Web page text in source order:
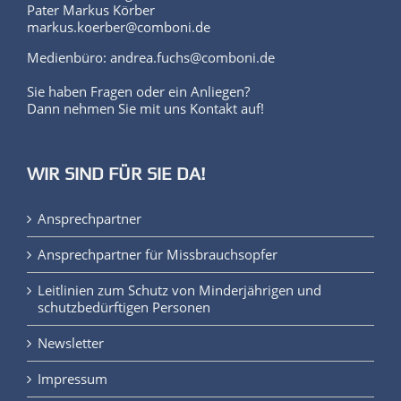
Medienbeauftragter:
Pater Markus Körber
markus.koerber@comboni.de
Medienbüro: andrea.fuchs@comboni.de
WIR SIND FÜR SIE DA!
Ansprechpartner
Ansprechpartner für Missbrauchsopfer
Leitlinien zum Schutz von Minderjährigen und
schutzbedürftigen Personen
Newsletter